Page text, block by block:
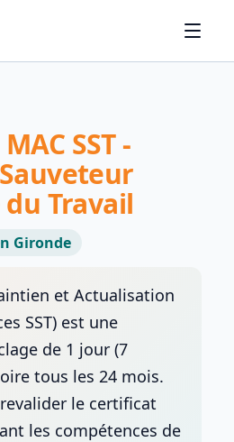
SST -
Travail
Gironde
et Actualisation
SST) est une
de 1 jour (7
tous les 24 mois.
le certificat
les compétences de